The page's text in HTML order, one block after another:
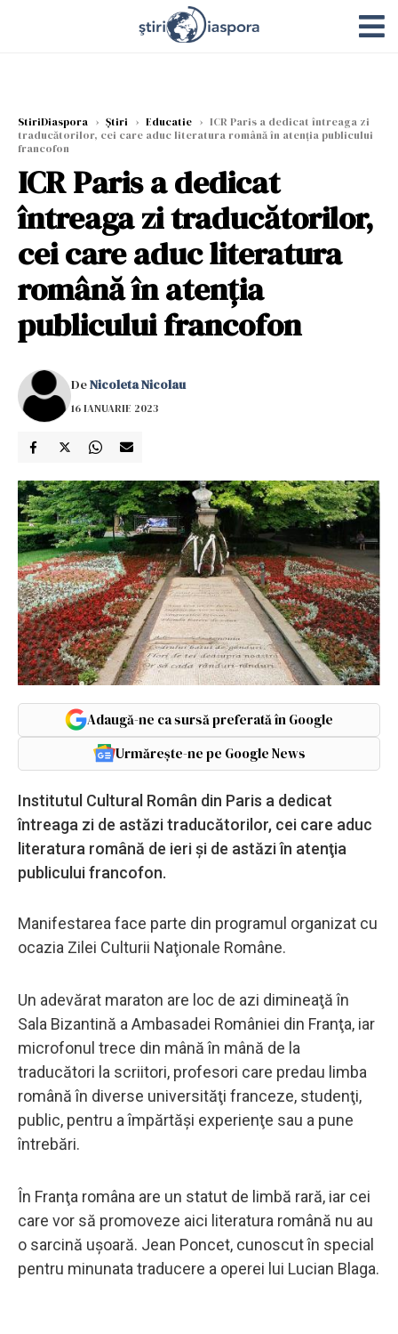
StiriDiaspora › Știri › Educatie › ICR Paris a dedicat întreaga zi
traducătorilor, cei care aduc literatura română în atenţia publicului
francofon
ICR Paris a dedicat
întreaga zi traducătorilor,
cei care aduc literatura
română în atenţia
publicului francofon
DeNicoleta Nicolau
16 IANUARIE 2023
Adaugă-ne ca sursă preferată în Google
Urmărește-ne pe Google News
Institutul Cultural Român din Paris a dedicat
întreaga zi de astăzi traducătorilor, cei care aduc
literatura română de ieri şi de astăzi în atenţia
publicului francofon.
Manifestarea face parte din programul organizat cu
ocazia Zilei Culturii Naţionale Române.
Un adevărat maraton are loc de azi dimineaţă în
Sala Bizantină a Ambasadei României din Franţa, iar
microfonul trece din mână în mână de la
traducători la scriitori, profesori care predau limba
română în diverse universităţi franceze, studenţi,
public, pentru a împărtăşi experienţe sau a pune
întrebări.
În Franţa româna are un statut de limbă rară, iar cei
care vor să promoveze aici literatura română nu au
o sarcină uşoară. Jean Poncet, cunoscut în special
pentru minunata traducere a operei lui Lucian Blaga.